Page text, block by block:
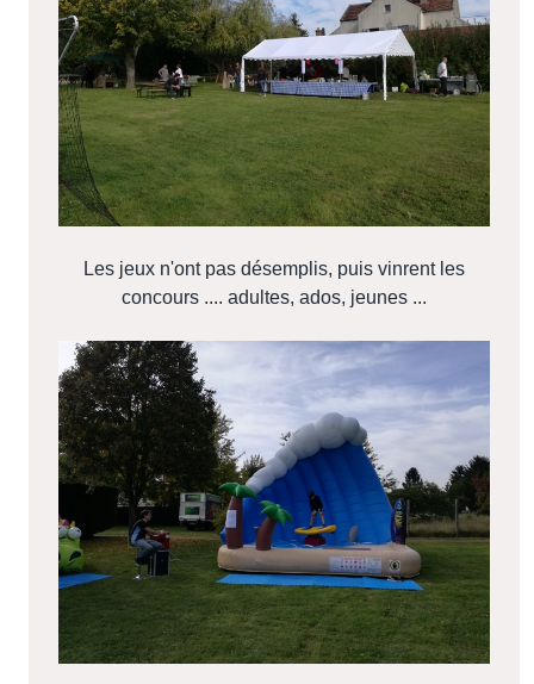
Les jeux n'ont pas désemplis, puis vinrent les
concours .... adultes, ados, jeunes ...